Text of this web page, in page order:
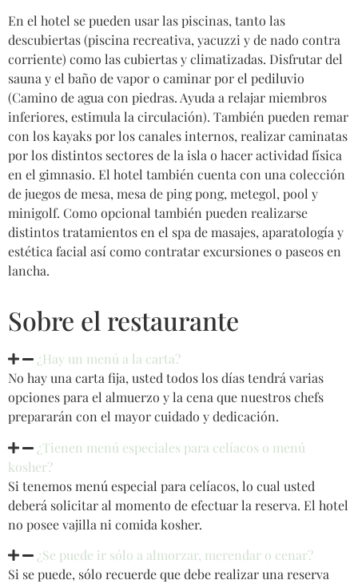
En el hotel se pueden usar las piscinas, tanto las
descubiertas (piscina recreativa, yacuzzi y de nado contra
corriente) como las cubiertas y climatizadas. Disfrutar del
sauna y el baño de vapor o caminar por el pediluvio
(Camino de agua con piedras. Ayuda a relajar miembros
inferiores, estimula la circulación). También pueden remar
con los kayaks por los canales internos, realizar caminatas
por los distintos sectores de la isla o hacer actividad física
en el gimnasio. El hotel también cuenta con una colección
de juegos de mesa, mesa de ping pong, metegol, pool y
minigolf. Como opcional también pueden realizarse
distintos tratamientos en el spa de masajes, aparatología y
estética facial así como contratar excursiones o paseos en
lancha.
Sobre el restaurante
¿Hay un menú a la carta?
No hay una carta fija, usted todos los días tendrá varias
opciones para el almuerzo y la cena que nuestros chefs
prepararán con el mayor cuidado y dedicación.
¿Tienen menú especiales para celíacos o menú
kosher?
Si tenemos menú especial para celíacos, lo cual usted
deberá solicitar al momento de efectuar la reserva. El hotel
no posee vajilla ni comida kosher.
¿Se puede ir sólo a almorzar, merendar o cenar?
Si se puede, sólo recuerde que debe realizar una reserva